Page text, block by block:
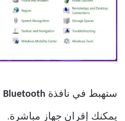
ستهبط في نافذة Bluetooth
يمكنك إقران جهاز مباشرة.